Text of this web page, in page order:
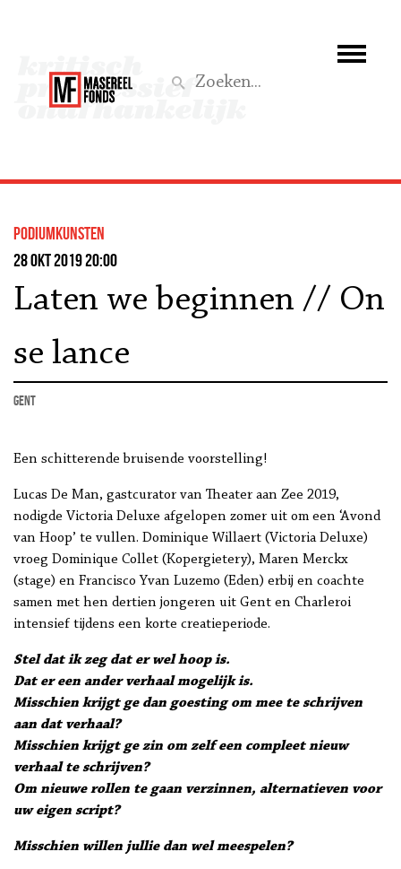
Wat we doen
Aktief
podiumkunsten
28 okt 2019 20:00
Laten we beginnen // On
se lance
Gent
Een schitterende bruisende voorstelling!
Lucas De Man, gastcurator van Theater aan Zee 2019,
nodigde Victoria Deluxe afgelopen zomer uit om een ‘Avond
van Hoop’ te vullen. Dominique Willaert (Victoria Deluxe)
vroeg Dominique Collet (Kopergietery), Maren Merckx
(stage) en Francisco Yvan Luzemo (Eden) erbij en coachte
samen met hen dertien jongeren uit Gent en Charleroi
intensief tijdens een korte creatieperiode.
Stel dat ik zeg dat er wel hoop is.
Dat er een ander verhaal mogelijk is.
Misschien krijgt ge dan goesting om mee te schrijven
aan dat verhaal?
Misschien krijgt ge zin om zelf een compleet nieuw
verhaal te schrijven?
Om nieuwe rollen te gaan verzinnen, alternatieven voor
uw eigen script?
Misschien willen jullie dan wel meespelen?